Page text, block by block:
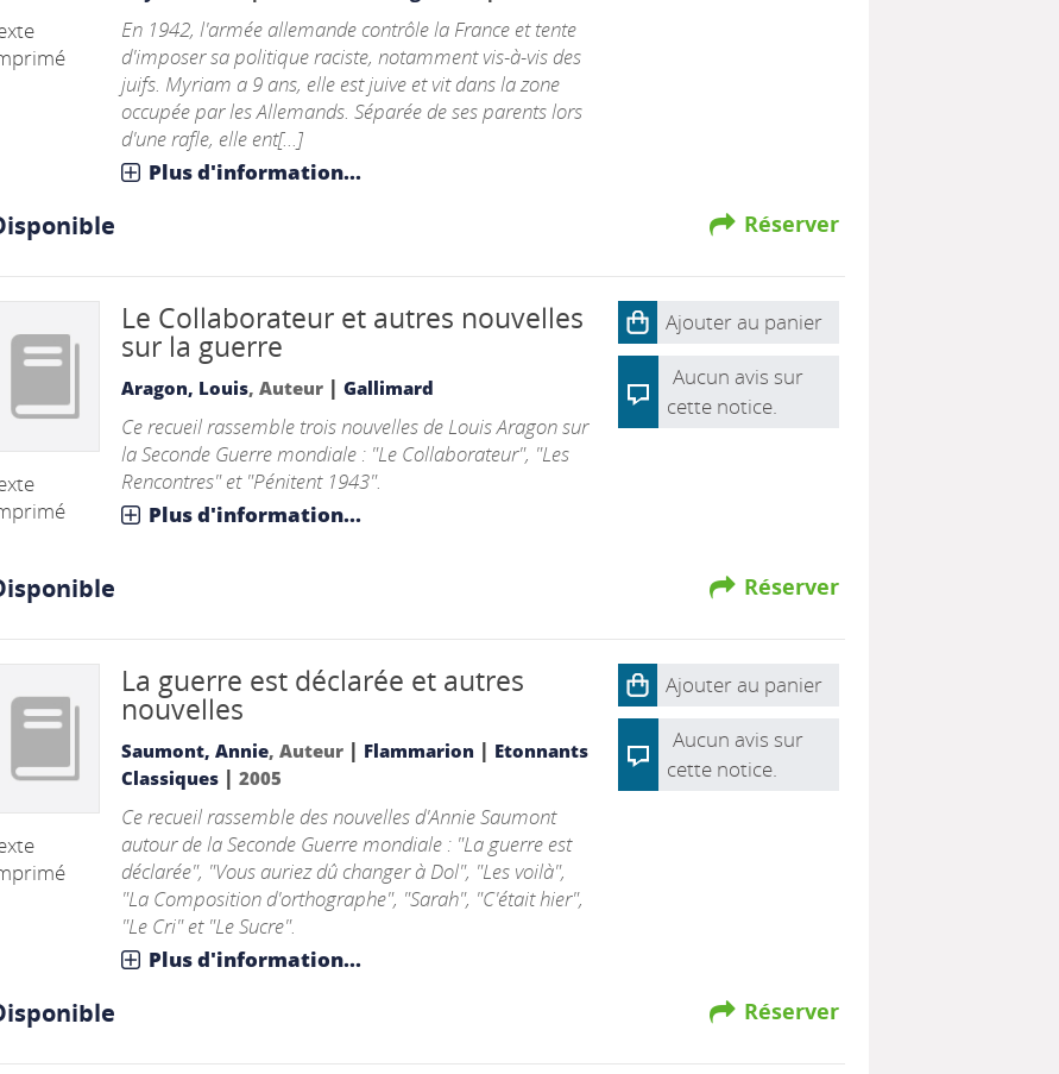
En 1942, l'armée allemande contrôle la France et tente
d'imposer sa politique raciste, notamment vis-à-vis des
juifs. Myriam a 9 ans, elle est juive et vit dans la zone
occupée par les Allemands. Séparée de ses parents lors
d'une rafle, elle ent[...]
Plus d'information...
Réserver
Le Collaborateur et autres nouvelles
sur la guerre
Aragon, Louis, Auteur | Gallimard
Ce recueil rassemble trois nouvelles de Louis Aragon sur
la Seconde Guerre mondiale : "Le Collaborateur", "Les
Rencontres" et "Pénitent 1943".
Plus d'information...
Ajouter au panier
Aucun avis sur
cette notice.
Réserver
La guerre est déclarée et autres
nouvelles
Saumont, Annie, Auteur | Flammarion | Etonnants
Classiques| 2005
Ce recueil rassemble des nouvelles d'Annie Saumont
autour de la Seconde Guerre mondiale : "La guerre est
déclarée", "Vous auriez dû changer à Dol", "Les voilà",
"La Composition d'orthographe", "Sarah", "C'était hier",
"Le Cri" et "Le Sucre".
Plus d'information...
Ajouter au panier
Aucun avis sur
cette notice.
Réserver